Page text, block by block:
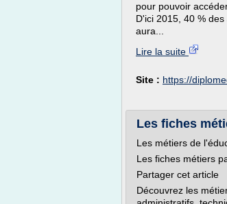
pour pouvoir
D'ici 2015, 40 %
aura...
Lire la suite
Site : https://
Les fiches
Les métiers de
Les fiches métiers
Partager cet article
Découvrez les